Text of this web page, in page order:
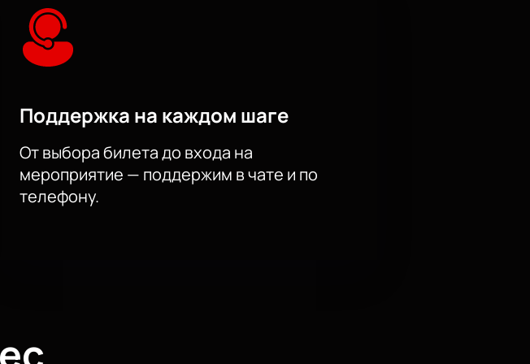
Поддержка на каждом шаге
От выбора билета до входа на
мероприятие — поддержим в чате и по
телефону.